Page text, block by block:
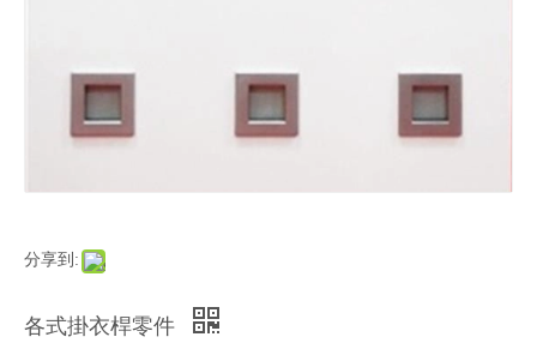
分享到:
各式掛衣桿零件